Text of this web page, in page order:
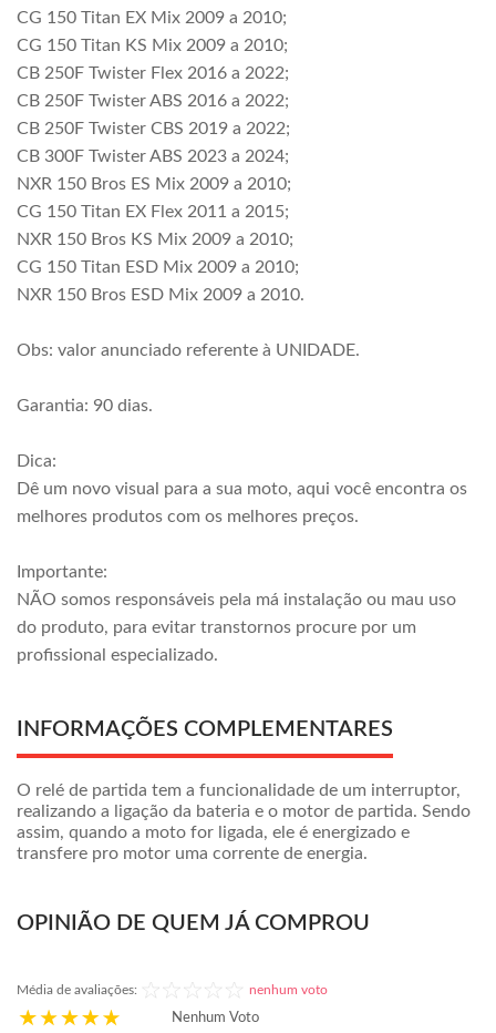
CG 150 Titan EX Mix 2009 a 2010;
CG 150 Titan KS Mix 2009 a 2010;
CB 250F Twister Flex 2016 a 2022;
CB 250F Twister ABS 2016 a 2022;
CB 250F Twister CBS 2019 a 2022;
CB 300F Twister ABS 2023 a 2024;
NXR 150 Bros ES Mix 2009 a 2010;
CG 150 Titan EX Flex 2011 a 2015;
NXR 150 Bros KS Mix 2009 a 2010;
CG 150 Titan ESD Mix 2009 a 2010;
NXR 150 Bros ESD Mix 2009 a 2010.
Obs: valor anunciado referente à UNIDADE.
Garantia: 90 dias.
Dica:
Dê um novo visual para a sua moto, aqui você encontra os
melhores produtos com os melhores preços.
Importante:
NÃO somos responsáveis pela má instalação ou mau uso
do produto, para evitar transtornos procure por um
profissional especializado.
INFORMAÇÕES COMPLEMENTARES
O relé de partida tem a funcionalidade de um interruptor,
realizando a ligação da bateria e o motor de partida. Sendo
assim, quando a moto for ligada, ele é energizado e
transfere pro motor uma corrente de energia.
OPINIÃO DE QUEM JÁ COMPROU
Média de avaliações: nenhum voto
Nenhum Voto